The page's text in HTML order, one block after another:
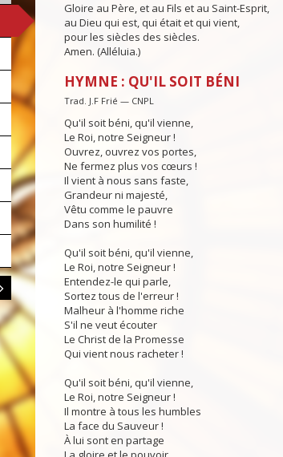
Gloire au Père, et au Fils et au Saint-Esprit,
au Dieu qui est, qui était et qui vient,
pour les siècles des siècles.
Amen. (Alléluia.)
HYMNE : QU'IL SOIT BÉNI
Trad. J.F Frié — CNPL
Qu'il soit béni, qu'il vienne,
Le Roi, notre Seigneur !
Ouvrez, ouvrez vos portes,
Ne fermez plus vos cœurs !
Il vient à nous sans faste,
Grandeur ni majesté,
Vêtu comme le pauvre
Dans son humilité !
Qu'il soit béni, qu'il vienne,
Le Roi, notre Seigneur !
Entendez-le qui parle,
Sortez tous de l'erreur !
Malheur à l'homme riche
S'il ne veut écouter
Le Christ de la Promesse
Qui vient nous racheter !
Qu'il soit béni, qu'il vienne,
Le Roi, notre Seigneur !
Il montre à tous les humbles
La face du Sauveur !
À lui sont en partage